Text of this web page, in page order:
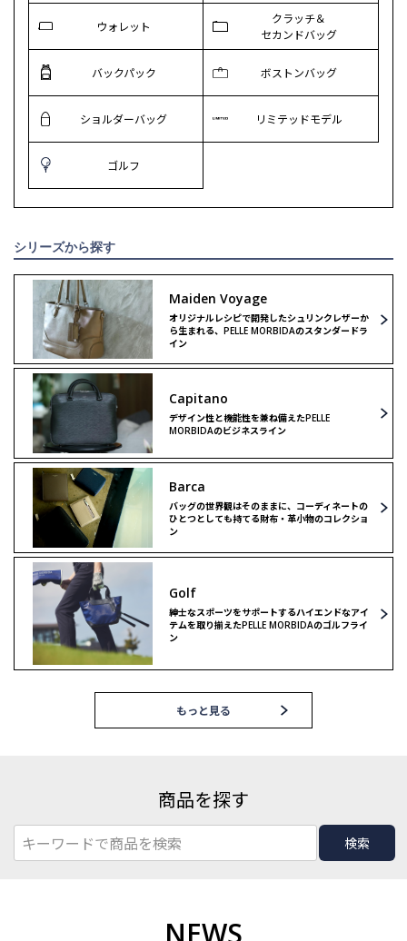
ウォレット
クラッチ＆
セカンドバッグ
バックパック ボストンバッグ
ショルダーバッグ リミテッドモデル
ゴルフ
シリーズから探す
Maiden Voyage
オリジナルレシピで開発したシュリンクレザーか
ら生まれる、PELLE MORBIDAのスタンダードラ
イン
Capitano
デザイン性と機能性を兼ね備えたPELLE
MORBIDAのビジネスライン
Barca
バッグの世界観はそのままに、コーディネートの
ひとつとしても持てる財布・革小物のコレクショ
ン
Golf
紳士なスポーツをサポートするハイエンドなアイ
テムを取り揃えたPELLE MORBIDAのゴルフライ
ン
もっと見る
商品を探す
検索
NEWS